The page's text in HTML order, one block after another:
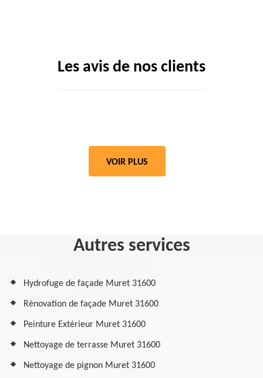
Les avis de nos clients
VOIR PLUS
Autres services
Hydrofuge de façade Muret 31600
Rénovation de façade Muret 31600
Peinture Extérieur Muret 31600
Nettoyage de terrasse Muret 31600
Nettoyage de pignon Muret 31600